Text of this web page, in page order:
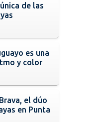
de las
es una
y color
el dúo
en Punta